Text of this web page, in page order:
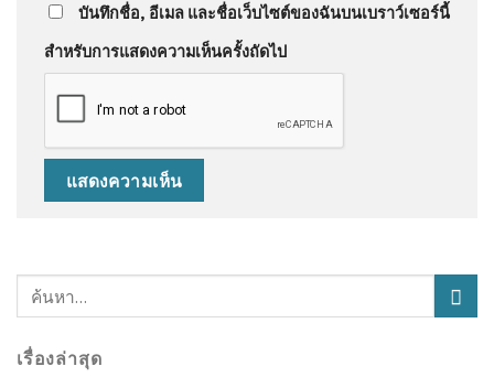
บันทึกชื่อ, อีเมล และชื่อเว็บไซต์ของฉันบนเบราว์เซอร์นี้
สำหรับการแสดงความเห็นครั้งถัดไป
เรื่องล่าสุด